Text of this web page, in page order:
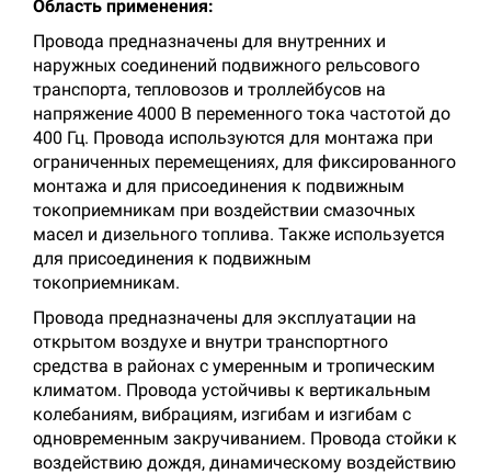
Область применения:
Провода предназначены для внутренних и
наружных соединений подвижного рельсового
транспорта, тепловозов и троллейбусов на
напряжение 4000 В переменного тока частотой до
400 Гц. Провода используются для монтажа при
ограниченных перемещениях, для фиксированного
монтажа и для присоединения к подвижным
токоприемникам при воздействии смазочных
масел и дизельного топлива. Также используется
для присоединения к подвижным
токоприемникам.
Провода предназначены для эксплуатации на
открытом воздухе и внутри транспортного
средства в районах с умеренным и тропическим
климатом. Провода устойчивы к вертикальным
колебаниям, вибрациям, изгибам и изгибам с
одновременным закручиванием. Провода стойки к
воздействию дождя, динамическому воздействию